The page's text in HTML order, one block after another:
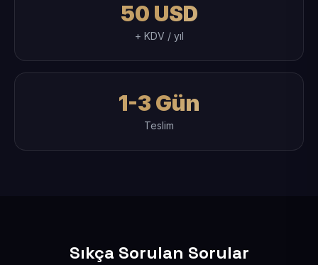
50 USD
+ KDV / yıl
1-3 Gün
Teslim
Sıkça Sorulan Sorular